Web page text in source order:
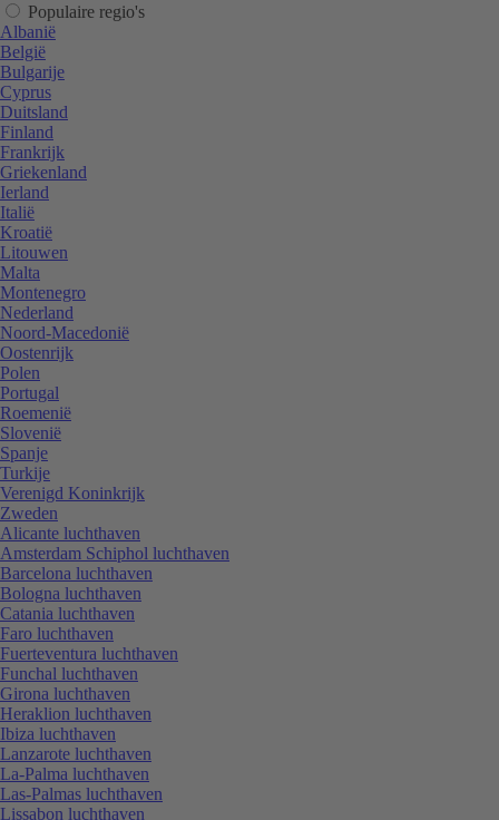
Populaire regio's
Albanië
België
Bulgarije
Cyprus
Duitsland
Finland
Frankrijk
Griekenland
Ierland
Italië
Kroatië
Litouwen
Malta
Montenegro
Nederland
Noord-Macedonië
Oostenrijk
Polen
Portugal
Roemenië
Slovenië
Spanje
Turkije
Verenigd Koninkrijk
Zweden
Alicante luchthaven
Amsterdam Schiphol luchthaven
Barcelona luchthaven
Bologna luchthaven
Catania luchthaven
Faro luchthaven
Fuerteventura luchthaven
Funchal luchthaven
Girona luchthaven
Heraklion luchthaven
Ibiza luchthaven
Lanzarote luchthaven
La-Palma luchthaven
Las-Palmas luchthaven
Lissabon luchthaven